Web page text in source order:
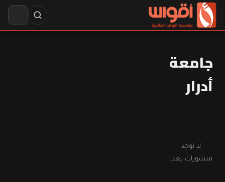
جامعة
أدرار
لا توجد
منشورات بعد.